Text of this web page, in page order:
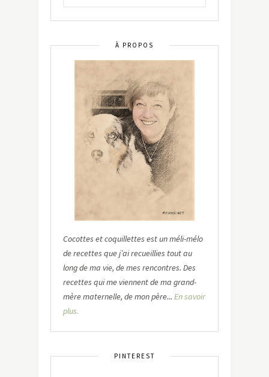
À PROPOS
Cocottes et coquillettes est un méli-mélo
de recettes que j’ai recueillies tout au
long de ma vie, de mes rencontres. Des
recettes qui me viennent de ma grand-
mère maternelle, de mon père... En savoir
plus.
PINTEREST